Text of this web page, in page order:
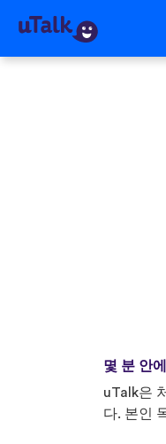
몇 분 안
uTalk은
다. 본인